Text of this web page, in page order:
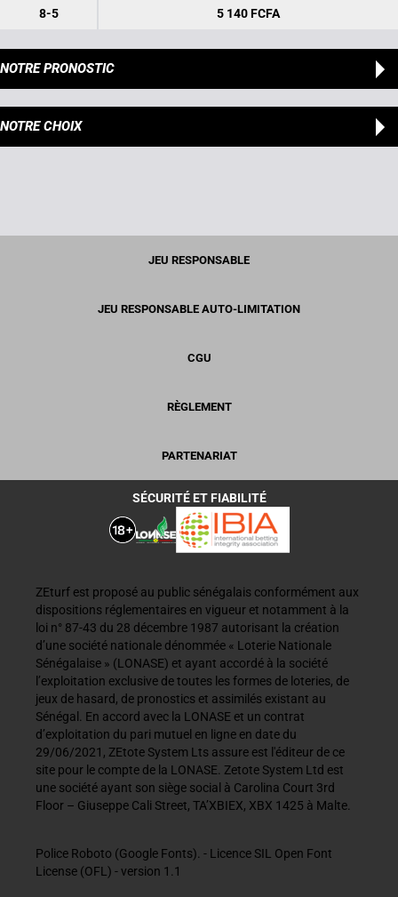
8-5 5 140 FCFA
NOTRE PRONOSTIC
NOTRE CHOIX
JEU RESPONSABLE
JEU RESPONSABLE AUTO-LIMITATION
CGU
RÈGLEMENT
PARTENARIAT
SÉCURITÉ ET FIABILITÉ
ZEturf est proposé au public sénégalais conformément aux
dispositions réglementaires en vigueur et notamment à la
loi n° 87-43 du 28 décembre 1987 autorisant la création
d’une société nationale dénommée « Loterie Nationale
Sénégalaise » (LONASE) et ayant accordé à la société
l’exploitation exclusive de toutes les formes de loteries, de
jeux de hasard, de pronostics et assimilés existant au
Sénégal. En accord avec la LONASE et un contrat
d’exploitation du pari mutuel en ligne en date du
29/06/2021, ZEtote System Lts assure est l'éditeur de ce
site pour le compte de la LONASE. Zetote System Ltd est
une société ayant son siège social à Carolina Court 3rd
Floor – Giuseppe Cali Street, TA’XBIEX, XBX 1425 à Malte.
Police Roboto (Google Fonts). - Licence SIL Open Font
License (OFL) - version 1.1